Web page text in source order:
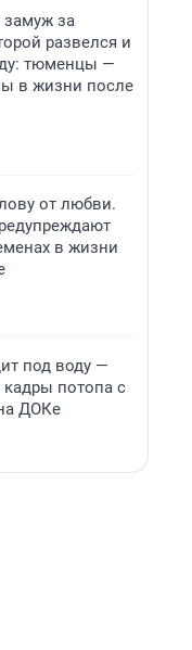
за
развелся и
тюменцы —
в жизни после
от любви.
в жизни
под воду —
потопа с
ДОКе